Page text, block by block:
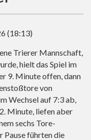
(18:13)
Trierer Mannschaft,
hielt das Spiel im
9. Minute offen, dann
von
Wechsel auf 7:3 ab,
Minute, liefen aber
sechs Tore-
Pause führten die